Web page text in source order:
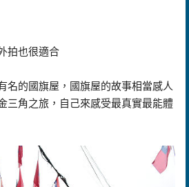
拍也很適合
名的國旗屋，國旗屋的故事相當感人
三角之旅，自己來感受最真實最能體